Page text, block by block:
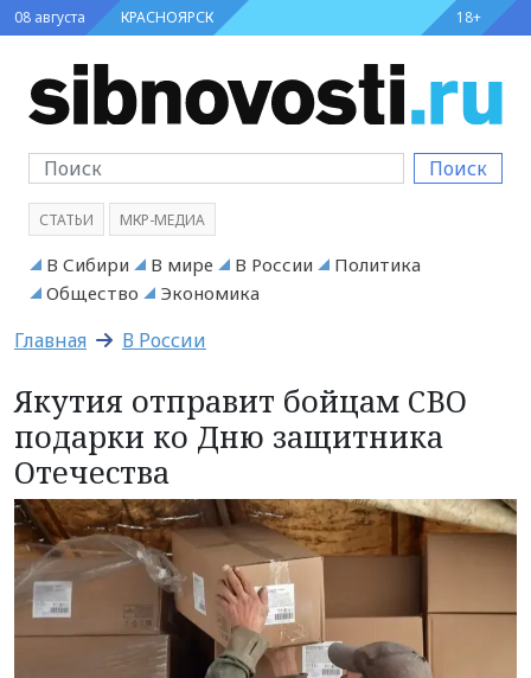
08 августа КРАСНОЯРСК 18+
Поиск
СТАТЬИ МКР-МЕДИА
В Сибири В мире В России
Политика
Общество
Экономика
Главная В России
Якутия отправит бойцам СВО
подарки ко Дню защитника
Отечества